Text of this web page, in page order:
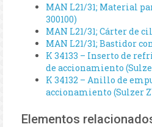
MAN L21/31; Material
300100)
MAN L21/31; Cárter de
MAN L21/31; Bastidor
K 34133 – Inserto de
de accionamiento
K 34132 – Anillo de
accionamiento (Sulzer
Elementos